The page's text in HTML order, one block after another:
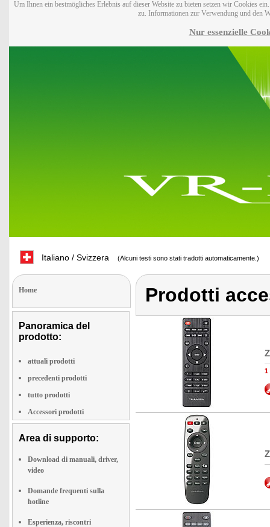
Um Ihnen ein bestmögliches Erlebnis auf dieser Website zu bieten setzen wir Cookies
zu. Informationen zur Verwendung und den
Nur essenzielle
Italiano / Svizzera (Alcuni testi sono stati tradotti automaticamente.)
Home
Panoramica del
prodotto:
attuali prodotti
precedenti prodotti
tutto prodotti
Accessori prodotti
Area di supporto:
Download di manuali, driver,
video
Domande frequenti sulla
hotline
Esperienza, riscontri
Prodotti
1